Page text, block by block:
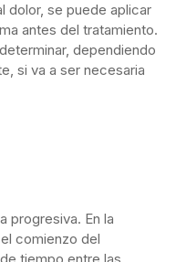
dolor, se puede aplicar
antes del tratamiento.
dependiendo
si va a ser necesaria
progresiva. En la
comienzo del